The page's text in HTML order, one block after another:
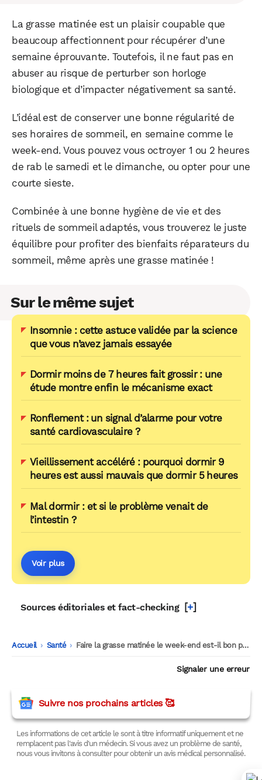
La grasse matinée est un plaisir coupable que
beaucoup affectionnent pour récupérer d’une
semaine éprouvante. Toutefois, il ne faut pas en
abuser au risque de perturber son horloge
biologique et d’impacter négativement sa santé.
L’idéal est de conserver une bonne régularité de
ses horaires de sommeil, en semaine comme le
week-end. Vous pouvez vous octroyer 1 ou 2 heures
de rab le samedi et le dimanche, ou opter pour une
courte sieste.
Combinée à une bonne hygiène de vie et des
rituels de sommeil adaptés, vous trouverez le juste
équilibre pour profiter des bienfaits réparateurs du
sommeil, même après une grasse matinée !
Sur le même sujet
Insomnie : cette astuce validée par la science
que vous n’avez jamais essayée
Dormir moins de 7 heures fait grossir : une
étude montre enfin le mécanisme exact
Ronflement : un signal d’alarme pour votre
santé cardiovasculaire ?
Vieillissement accéléré : pourquoi dormir 9
heures est aussi mauvais que dormir 5 heures
Mal dormir : et si le problème venait de
l’intestin ?
Voir plus
Sources éditoriales et fact-checking [+]
Accueil -
Santé -
Faire la grasse matinée le week-end est-il bon pour la santé ?
Signaler une erreur
Suivre nos prochains articles 🥰
Les informations de cet article le sont à titre informatif uniquement et ne
remplacent pas l'avis d'un médecin. Si vous avez un problème de santé,
nous vous invitons à consulter pour obtenir un avis médical personnalisé.